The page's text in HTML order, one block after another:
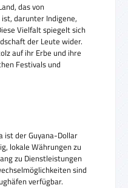
das von
darunter Indigene,
Vielfalt spiegelt sich
der Leute wider.
auf ihr Erbe und ihre
Festivals und
ist der Guyana-Dollar
lokale Währungen zu
zu Dienstleistungen
sind
verfügbar.